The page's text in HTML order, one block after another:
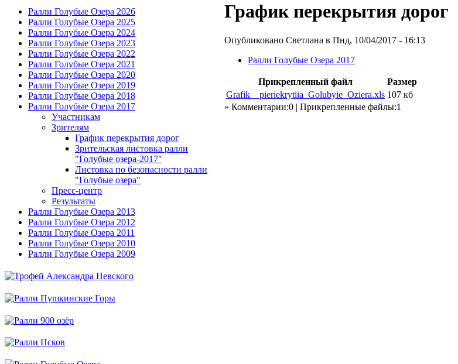
Ралли Голубые Озера 2026
Ралли Голубые Озера 2025
Ралли Голубые Озера 2024
Ралли Голубые Озера 2023
Ралли Голубые Озера 2022
Ралли Голубые Озера 2021
Ралли Голубые Озера 2020
Ралли Голубые Озера 2019
Ралли Голубые Озера 2018
Ралли Голубые Озера 2017
Участникам
Зрителям
График перекрытия дорог
Зрительская листовка ралли
"Голубые озера-2017"
Листовка по безопасности ралли
"Голубые озера"
Пресс-центр
Результаты
Ралли Голубые Озера 2013
Ралли Голубые Озера 2012
Ралли Голубые Озера 2011
Ралли Голубые Озера 2010
Ралли Голубые Озера 2009
График перекрытия дорог
Опубликовано Светлана в Пнд, 10/04/2017 - 16:13
Ралли Голубые Озера 2017
Прикрепленный файл
Размер
Grafik__pieriekrytiia_Golubyie_Oziera.xls 107 кб
» Комментарии:0 | Прикрепленные файлы:1